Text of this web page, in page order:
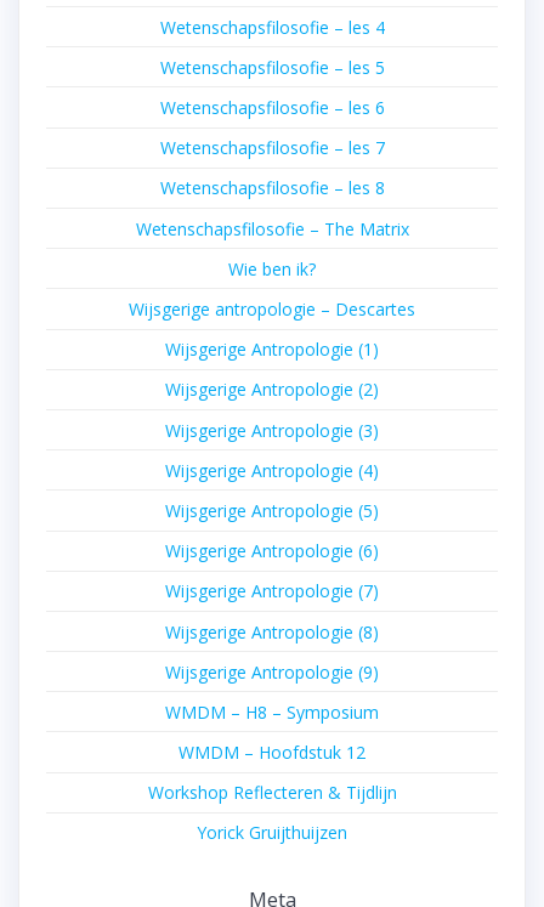
Wetenschapsfilosofie – les 4
Wetenschapsfilosofie – les 5
Wetenschapsfilosofie – les 6
Wetenschapsfilosofie – les 7
Wetenschapsfilosofie – les 8
Wetenschapsfilosofie – The Matrix
Wie ben ik?
Wijsgerige antropologie – Descartes
Wijsgerige Antropologie (1)
Wijsgerige Antropologie (2)
Wijsgerige Antropologie (3)
Wijsgerige Antropologie (4)
Wijsgerige Antropologie (5)
Wijsgerige Antropologie (6)
Wijsgerige Antropologie (7)
Wijsgerige Antropologie (8)
Wijsgerige Antropologie (9)
WMDM – H8 – Symposium
WMDM – Hoofdstuk 12
Workshop Reflecteren & Tijdlijn
Yorick Gruijthuijzen
Meta